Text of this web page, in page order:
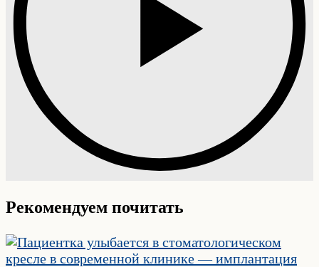
Рекомендуем почитать